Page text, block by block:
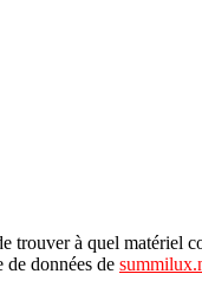
trouver à quel matériel
de données de